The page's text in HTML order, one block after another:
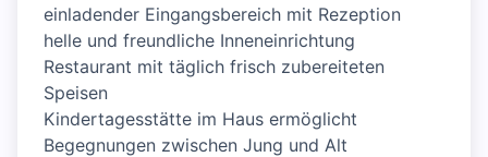
einladender Eingangsbereich mit Rezeption
helle und freundliche Inneneinrichtung
Restaurant mit täglich frisch zubereiteten
Speisen
Kindertagesstätte im Haus ermöglicht
Begegnungen zwischen Jung und Alt